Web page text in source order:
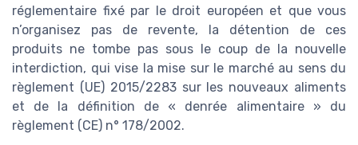
réglementaire fixé par le droit européen et que vous
n’organisez pas de revente, la détention de ces
produits ne tombe pas sous le coup de la nouvelle
interdiction, qui vise la mise sur le marché au sens du
règlement (UE) 2015/2283 sur les nouveaux aliments
et de la définition de « denrée alimentaire » du
règlement (CE) n° 178/2002.